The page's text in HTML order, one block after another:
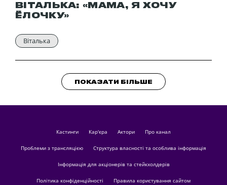
ВІТАЛЬКА: «МАМА, Я ХОЧУ
ЁЛОЧКУ»
Віталька
ПОКАЗАТИ БІЛЬШЕ
кастинги Кар'єра актори Про канал
Проблеми з трансляцією Структура власності та особлива інформація
Інформація для акціонерів та стейкхолдерів
Політика конфіденційності Правила користування сайтом